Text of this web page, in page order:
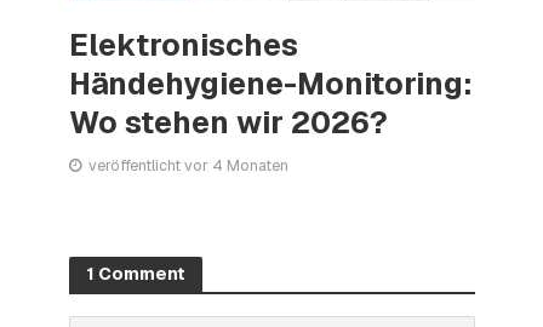
Elektronisches
Händehygiene-Monitoring:
Wo stehen wir 2026?
veröffentlicht vor 4 Monaten
1 Comment